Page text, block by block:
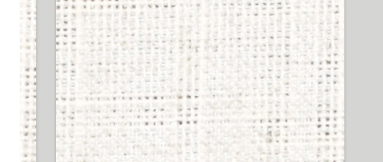
は？ にわか「鳥の詩」
知ったか「空気力学少女
と～」情弱「Hesitation
snow」
57 views
SHUREのイヤホン買って
シュア掛けしてるやつの
イキってる率は異常ｗｗ
ｗｗｗ